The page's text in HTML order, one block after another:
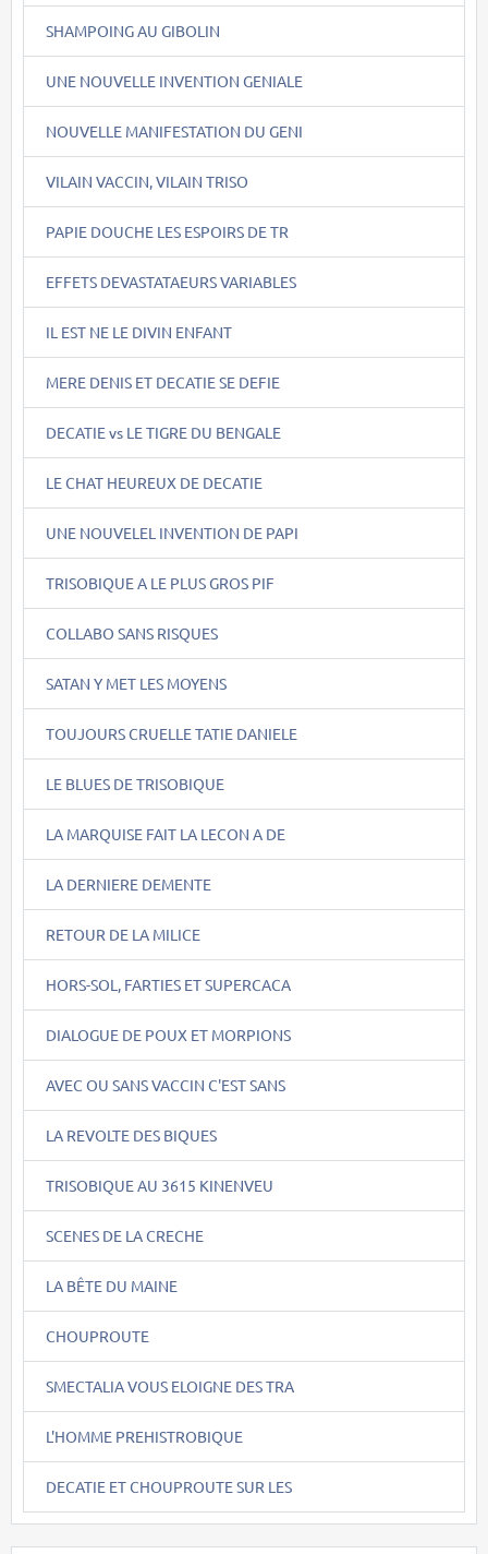
SHAMPOING AU GIBOLIN
UNE NOUVELLE INVENTION GENIALE
NOUVELLE MANIFESTATION DU GENI
VILAIN VACCIN, VILAIN TRISO
PAPIE DOUCHE LES ESPOIRS DE TR
EFFETS DEVASTATAEURS VARIABLES
IL EST NE LE DIVIN ENFANT
MERE DENIS ET DECATIE SE DEFIE
DECATIE vs LE TIGRE DU BENGALE
LE CHAT HEUREUX DE DECATIE
UNE NOUVELEL INVENTION DE PAPI
TRISOBIQUE A LE PLUS GROS PIF
COLLABO SANS RISQUES
SATAN Y MET LES MOYENS
TOUJOURS CRUELLE TATIE DANIELE
LE BLUES DE TRISOBIQUE
LA MARQUISE FAIT LA LECON A DE
LA DERNIERE DEMENTE
RETOUR DE LA MILICE
HORS-SOL, FARTIES ET SUPERCACA
DIALOGUE DE POUX ET MORPIONS
AVEC OU SANS VACCIN C'EST SANS
LA REVOLTE DES BIQUES
TRISOBIQUE AU 3615 KINENVEU
SCENES DE LA CRECHE
LA BÊTE DU MAINE
CHOUPROUTE
SMECTALIA VOUS ELOIGNE DES TRA
L'HOMME PREHISTROBIQUE
DECATIE ET CHOUPROUTE SUR LES